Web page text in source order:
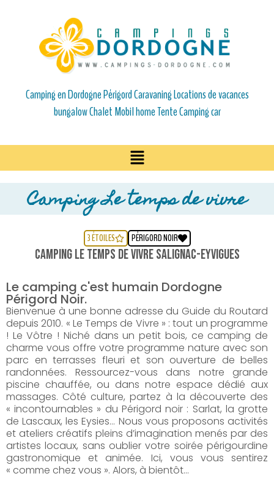
Camping en Dordogne Périgord Caravaning Locations de vacances
bungalow Chalet Mobil home Tente Camping car
Camping Le temps de vivre
3 ÉTOILES PÉRIGORD NOIR
Camping Le temps de vivre SALIGNAC-EYVIGUES
Le camping c'est humain Dordogne
Périgord Noir.
Bienvenue à une bonne adresse du Guide du Routard
depuis 2010. « Le Temps de Vivre » : tout un programme
! Le Vôtre ! Niché dans un petit bois, ce camping de
charme vous offre votre programme nature avec son
parc en terrasses fleuri et son ouverture de belles
randonnées. Ressourcez-vous dans notre grande
piscine chauffée, ou dans notre espace dédié aux
massages. Côté culture, partez à la découverte des
« incontournables » du Périgord noir : Sarlat, la grotte
de Lascaux, les Eysies… Nous vous proposons activités
et ateliers créatifs pleins d’imagination menés par des
artistes locaux, sans oublier votre soirée périgourdine
gastronomique et animée. Ici, vous vous sentirez
« comme chez vous ». Alors, à bientôt…